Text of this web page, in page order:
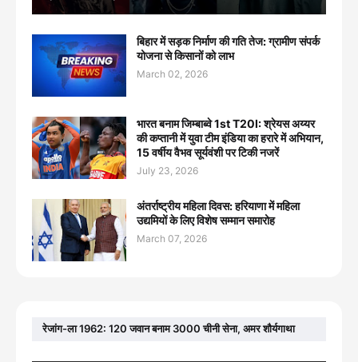
बिहार में सड़क निर्माण की गति तेज: ग्रामीण संपर्क
योजना से किसानों को लाभ
March 02, 2026
भारत बनाम जिम्बाब्वे 1st T20I: श्रेयस अय्यर
की कप्तानी में युवा टीम इंडिया का हरारे में अभियान,
15 वर्षीय वैभव सूर्यवंशी पर टिकी नजरें
July 23, 2026
अंतर्राष्ट्रीय महिला दिवस: हरियाणा में महिला
उद्यमियों के लिए विशेष सम्मान समारोह
March 07, 2026
रेजांग-ला 1962: 120 जवान बनाम 3000 चीनी सेना, अमर शौर्यगाथा